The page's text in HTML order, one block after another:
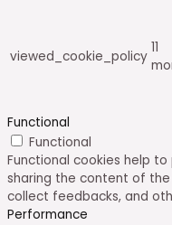
viewed_cookie_policy
11
Functional
Functional
Functional cookies help
sharing the content of
collect feedbacks, and
Performance